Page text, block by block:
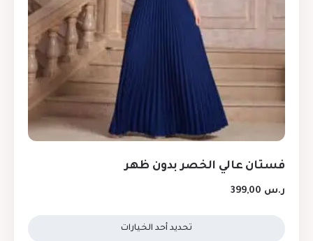
فستان عالي الخصر بدون ظهر
ر.س
تحديد أحد الخيارات